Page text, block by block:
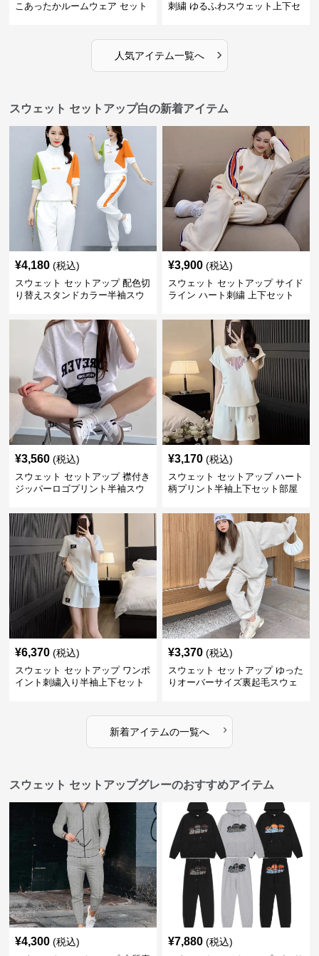
こあったかルームウェア セット
刺繍 ゆるふわスウェット上下セ
人気アイテム一覧へ ›
スウェット セットアップ白の新着アイテム
¥4,180 (税込)
スウェット セットアップ 配色切
り替えスタンドカラー半袖スウ
¥3,900 (税込)
スウェット セットアップ サイド
ライン ハート刺繍 上下セット
¥3,560 (税込)
スウェット セットアップ 襟付き
ジッパーロゴプリント半袖スウ
¥3,170 (税込)
スウェット セットアップ ハート
柄プリント半袖上下セット部屋
¥6,370 (税込)
スウェット セットアップ ワンポ
イント刺繍入り半袖上下セット
¥3,370 (税込)
スウェット セットアップ ゆった
りオーバーサイズ裏起毛スウェ
新着アイテムの一覧へ ›
スウェット セットアップグレーのおすすめアイテム
¥4,300 (税込) ¥7,880 (税込)